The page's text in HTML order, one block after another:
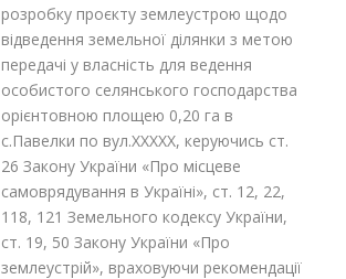
розробку проєкту землеустрою щодо
відведення земельної ділянки з метою
передачі у власність для ведення
особистого селянського господарства
орієнтовною площею 0,20 га в
с.Павелки по вул.XXXXX, керуючись ст.
26 Закону України «Про місцеве
самоврядування в Україні», ст. 12, 22,
118, 121 Земельного кодексу України,
ст. 19, 50 Закону України «Про
землеустрій», враховуючи рекомендації